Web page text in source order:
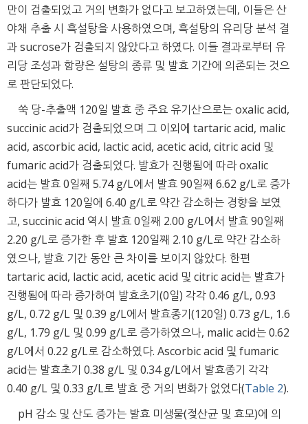
만이 검출되었고 거의 변화가 없다고 보고하였는데, 이들은 산
야채 추출 시 흑설탕을 사용하였으며, 흑설탕의 유리당 분석 결
과 sucrose가 검출되지 않았다고 하였다. 이들 결과로부터 유
리당 조성과 함량은 설탕의 종류 및 발효 기간에 의존되는 것으
로 판단되었다.
쑥 당-추출액 120일 발효 중 주요 유기산으로는 oxalic acid,
succinic acid가 검출되었으며 그 이외에 tartaric acid, malic
acid, ascorbic acid, lactic acid, acetic acid, citric acid 및
fumaric acid가 검출되었다. 발효가 진행됨에 따라 oxalic
acid는 발효 0일째 5.74 g/L에서 발효 90일째 6.62 g/L로 증가
하다가 발효 120일에 6.40 g/L로 약간 감소하는 경향을 보였
고, succinic acid 역시 발효 0일째 2.00 g/L에서 발효 90일째
2.20 g/L로 증가한 후 발효 120일째 2.10 g/L로 약간 감소하
였으나, 발효 기간 동안 큰 차이를 보이지 않았다. 한편
tartaric acid, lactic acid, acetic acid 및 citric acid는 발효가
진행됨에 따라 증가하여 발효초기(0일) 각각 0.46 g/L, 0.93
g/L, 0.72 g/L 및 0.39 g/L에서 발효종기(120일) 0.73 g/L, 1.6
g/L, 1.79 g/L 및 0.99 g/L로 증가하였으나, malic acid는 0.62
g/L에서 0.22 g/L로 감소하였다. Ascorbic acid 및 fumaric
acid는 발효초기 0.38 g/L 및 0.34 g/L에서 발효종기 각각
0.40 g/L 및 0.33 g/L로 발효 중 거의 변화가 없었다(Table 2).
pH 감소 및 산도 증가는 발효 미생물(젖산균 및 효모)에 의